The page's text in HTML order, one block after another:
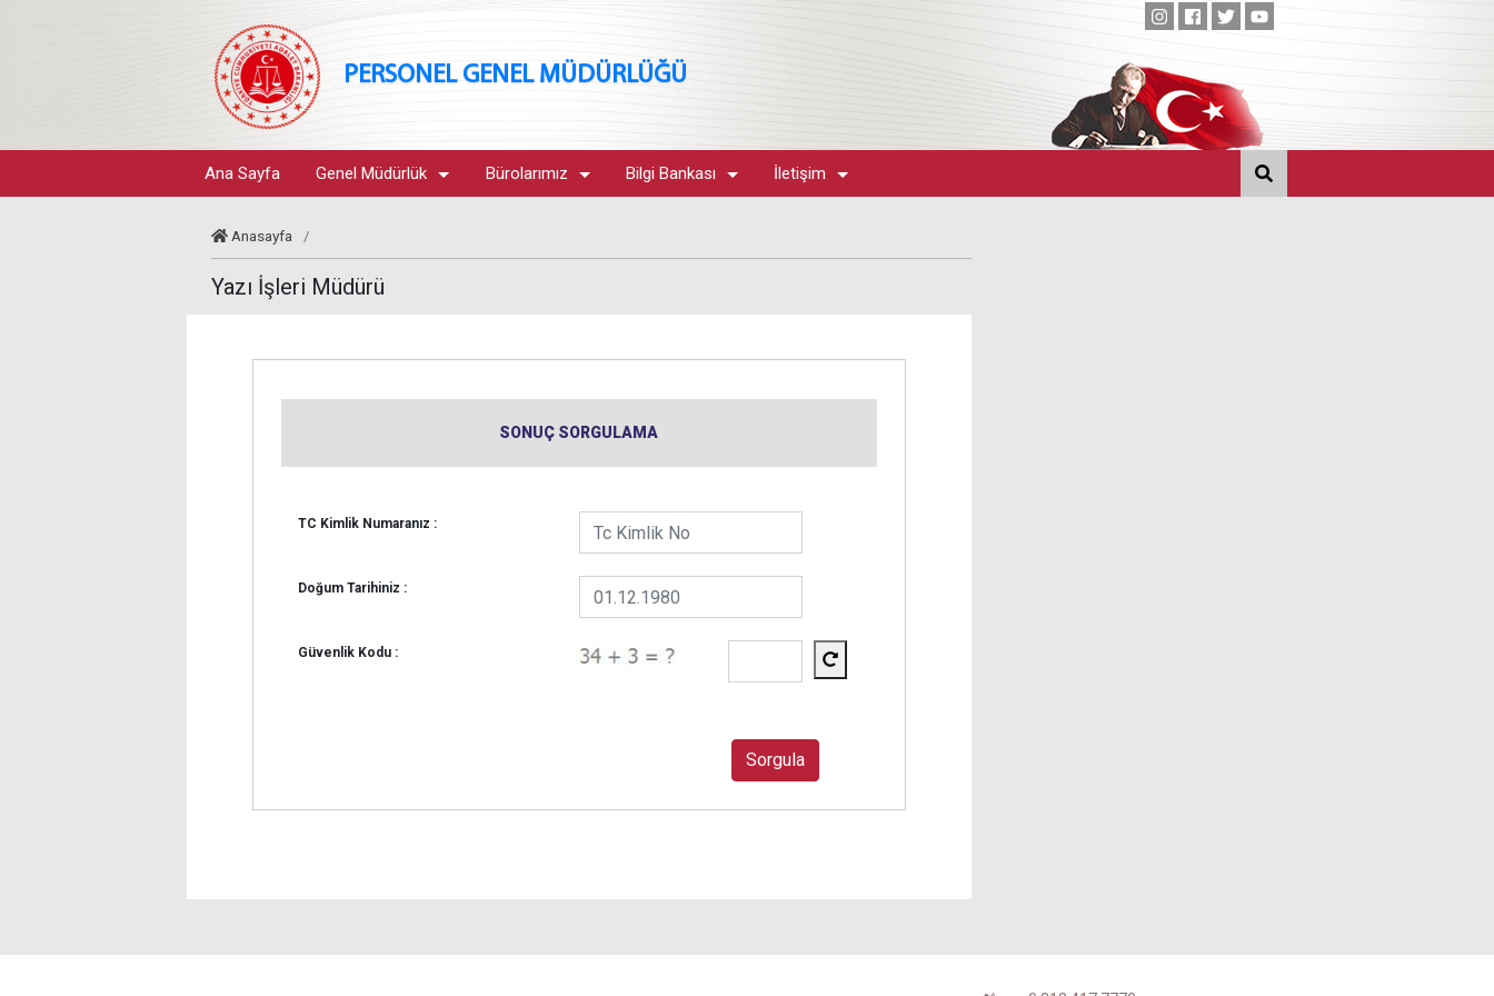
PERSONEL GENEL MÜDÜRLÜĞÜ
Ana Sayfa Genel Müdürlük Bürolarımız Bilgi Bankası İletişim
Anasayfa /
Yazı İşleri Müdürü
SONUÇ SORGULAMA
TC Kimlik Numaranız :
Doğum Tarihiniz :
Güvenlik Kodu :